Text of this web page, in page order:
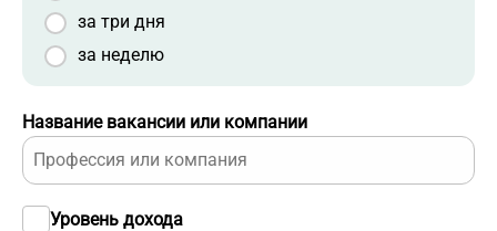
Название вакансии или компании
Уровень дохода
за три дня
за неделю